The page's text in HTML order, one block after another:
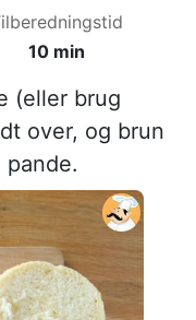
10 min
(eller brug
over, og brun